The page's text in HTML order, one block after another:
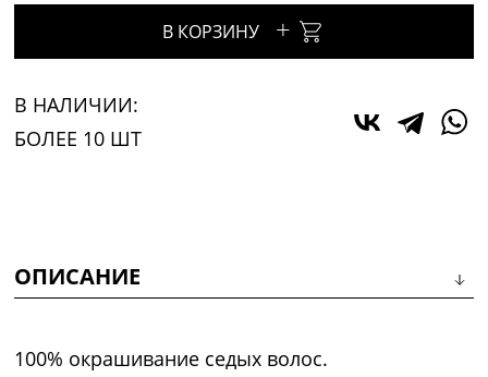
В КОРЗИНУ +
В НАЛИЧИИ:
БОЛЕЕ 10 ШТ
ОПИСАНИЕ
100% окрашивание седых волос.